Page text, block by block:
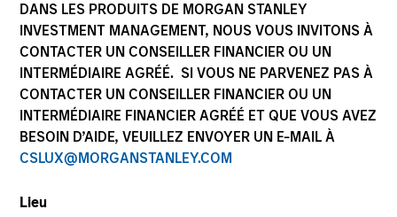
DANS LES PRODUITS DE MORGAN STANLEY
INVESTMENT MANAGEMENT, NOUS VOUS INVITONS À
CONTACTER UN CONSEILLER FINANCIER OU UN
INTERMÉDIAIRE AGRÉÉ. SI VOUS NE PARVENEZ PAS À
CONTACTER UN CONSEILLER FINANCIER OU UN
INTERMÉDIAIRE FINANCIER AGRÉÉ ET QUE VOUS AVEZ
BESOIN D’AIDE, VEUILLEZ ENVOYER UN E-MAIL À
CSLUX@MORGANSTANLEY.COM
Lieu